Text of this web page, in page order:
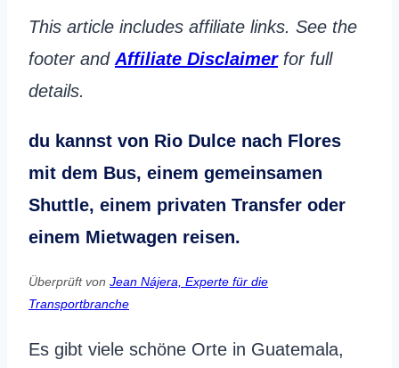
This article includes affiliate links. See the
footer and Affiliate Disclaimerfor full
details.
du kannst von Rio Dulce nach Flores
mit dem Bus, einem gemeinsamen
Shuttle, einem privaten Transfer oder
einem Mietwagen reisen.
Überprüft von Jean Nájera, Experte für die
Transportbranche
Es gibt viele schöne Orte in Guatemala,